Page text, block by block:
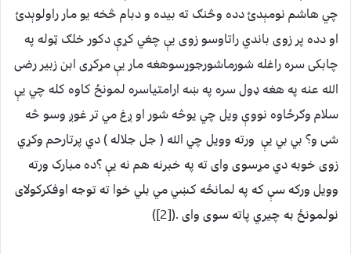
چي هاشم نومېدئ دده وڅنګ ته بيده و دبام څخه يو مار راولوېدئ
او دده پر زوى باندي راتاوسو زوى يې چغي کړې دکور خلګ ټوله په
چابکى سره راغله شورماشورجوړسوهغه مار يې مړکړى ابن زبير رضی
الله عنه په هغه ډول سره په ښه ارامتياسره لمونځ کاوه کله چي يې
سلام وګرځاوه نووې ويل چي يوڅه شور او ږغ مي تر غوږ وسو څه
شى و؟ بي بي يې ورته وويل چي الله ( جل جلاله ) دي پرتارحم وکړي
زوى خوبه دي مړسوى واى ته په خبرنه هم نه يې ؟ده مبارک ورته
وويل ورکه سې که په لمانځه کښي مي بلي خوا ته توجه اوفکرکولاى
نولمونځ به چيري پاته سوى واى .([2])